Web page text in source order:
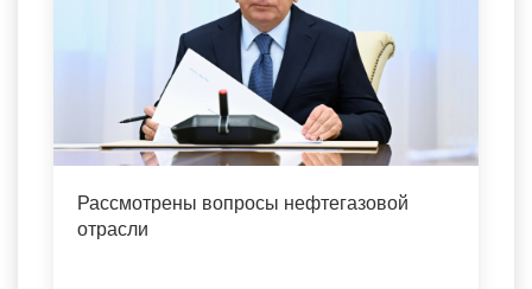
Рассмотрены вопросы нефтегазовой
отрасли